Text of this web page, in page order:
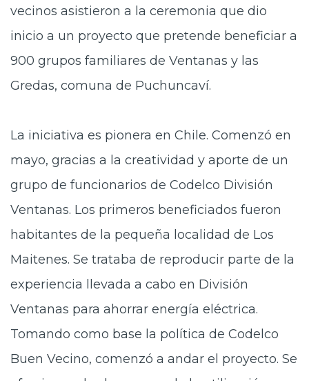
vecinos asistieron a la ceremonia que dio
inicio a un proyecto que pretende beneficiar a
900 grupos familiares de Ventanas y las
Gredas, comuna de Puchuncaví.
La iniciativa es pionera en Chile. Comenzó en
mayo, gracias a la creatividad y aporte de un
grupo de funcionarios de Codelco División
Ventanas. Los primeros beneficiados fueron
habitantes de la pequeña localidad de Los
Maitenes. Se trataba de reproducir parte de la
experiencia llevada a cabo en División
Ventanas para ahorrar energía eléctrica.
Tomando como base la política de Codelco
Buen Vecino, comenzó a andar el proyecto. Se